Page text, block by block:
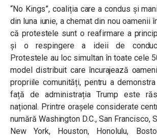
“No Kings”, coaliția care a condus și
din luna iunie, a chemat din nou oamenii
că protestele sunt o reafirmare a
și o respingere a ideii de
Protestele au loc simultan în toate cele
model distribuit care încurajează
propriile comunități, pentru a
față de administrația Trump este
național. Printre orașele considerate
numără Washington D.C., San Francisco,
New York, Houston, Honolulu,